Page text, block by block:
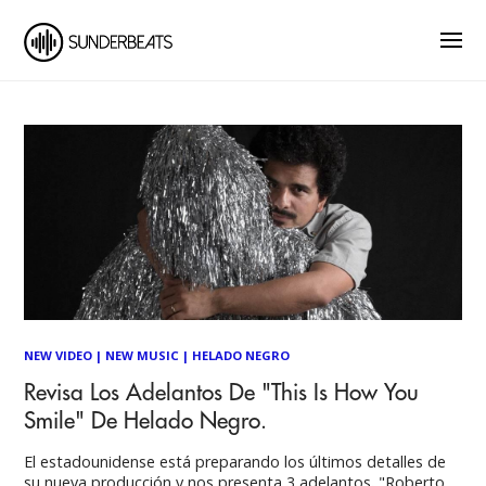
NEW VIDEO | NEW MUSIC | HELADO NEGRO
Revisa Los Adelantos De "This Is How You
Smile" De Helado Negro.
El estadounidense está preparando los últimos detalles de